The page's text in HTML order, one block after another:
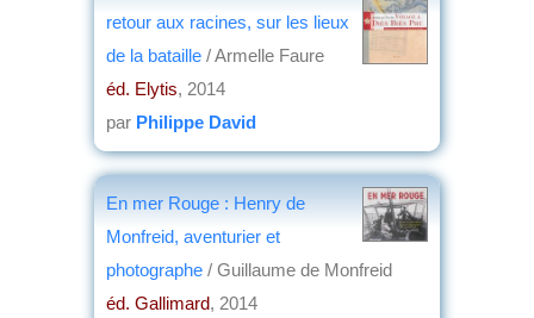
retour aux racines, sur les lieux
de la bataille / Armelle Faure
éd. Elytis, 2014
par Philippe David
En mer Rouge : Henry de
Monfreid, aventurier et
photographe / Guillaume de Monfreid
éd. Gallimard, 2014